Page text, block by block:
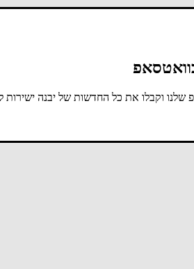
וקבלו את כל החדשות של יבנה ישירות